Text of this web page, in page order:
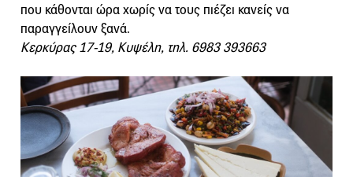
που κάθονται ώρα χωρίς να τους πιέζει κανείς να
παραγγείλουν ξανά.
Κερκύρας 17-19, Κυψέλη, τηλ. 6983 393663